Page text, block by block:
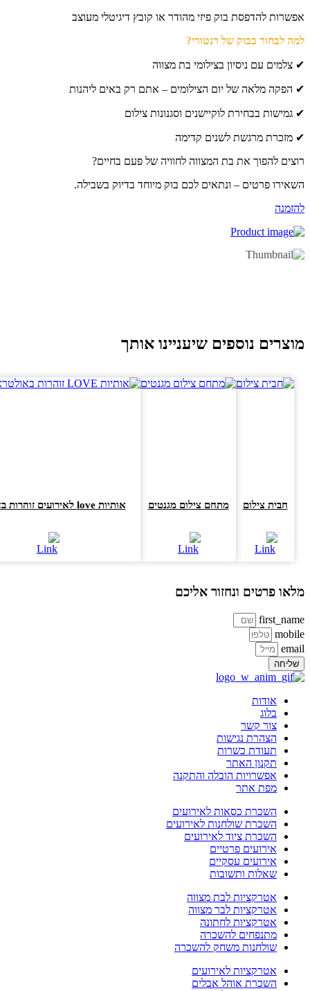
להדפסת בוק פיזי מהודר או קובץ דיגיטלי מעוצב
לבחור בבוק של רנטורי?
עם ניסיון בצילומי בת מצווה
הפקה מלאה של יום הצילומים – אתם רק באים ליהנות
בבחירת לוקיישנים וסגנונות צילום
מזכרת מרגשת לשנים קדימה
להפוך את בת המצווה לחוויה של פעם בחיים?
פרטים – ונתאים לכם בוק מיוחד בדיוק בשבילה.
נוספים שיעניינו אותך
חבית צילום מתחם צילום מגנטים אותיות love לאירועים זוהרות באולטרא
פרטים ונחזור אליכם
שליחה
אודות
בלוג
צור קשר
הצהרת נגישות
תעודת כשרות
תקנון האתר
אפשרויות הובלה והתקנה
מפת אתר
השכרת כסאות לאירועים
השכרת שולחנות לאירועים
השכרת ציוד לאירועים
אירועים פרטיים
אירועים עסקיים
שאלות ותשובות
אטרקציות לבת מצווה
אטרקציות לבר מצווה
אטרקציות לחתונה
מתנפחים להשכרה
שולחנות משחק להשכרה
אטרקציות לאירועים
השכרת אוהל אבלים